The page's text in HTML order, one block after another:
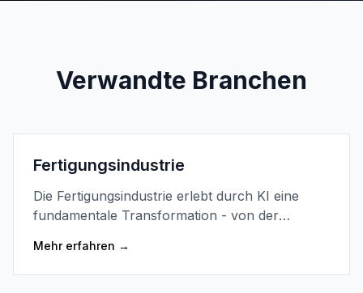
Verwandte Branchen
Fertigungsindustrie
Die Fertigungsindustrie erlebt durch KI eine
fundamentale Transformation - von der
Qualitätskontrolle
Mehr erfahren →